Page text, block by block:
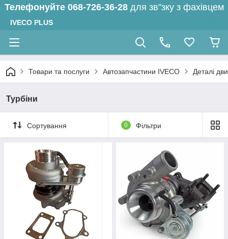
Телефонуйте 068-726-36-28 для зв"зку з фахівцем
IVECO PLUS
Товари та послуги Автозапчастини IVECO Деталі
Турбіни
Сортування 0 Фільтри